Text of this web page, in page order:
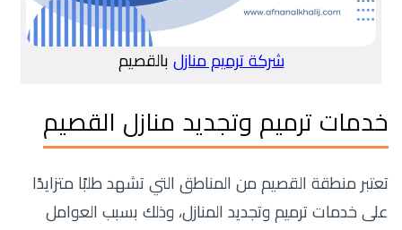
شركة ترميم منازل بالقصيم
خدمات ترميم وتجديد منازل القصيم
تعتبر منطقة القصيم من المناطق التي تشهد طلبًا متزايدًا
على خدمات ترميم وتجديد المنازل، وذلك بسبب العوامل